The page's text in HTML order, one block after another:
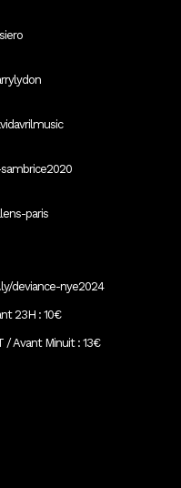
paris
deviance-nye2024
23H : 10€
/ Avant Minuit : 13€